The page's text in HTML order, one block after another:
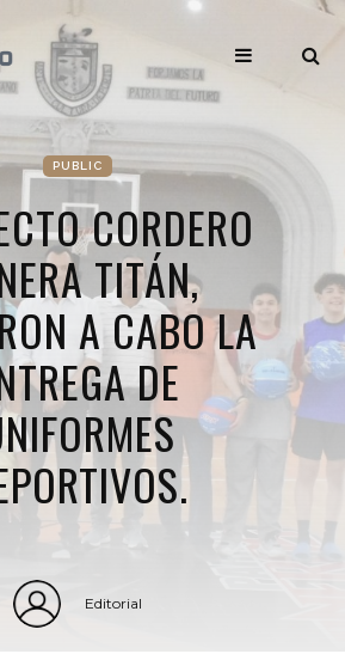
PUBLIC
CORDERO
TITÁN,
A CABO LA
DE
Editorial